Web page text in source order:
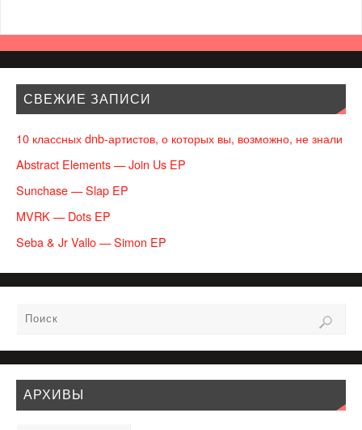
СВЕЖИЕ ЗАПИСИ
10 классных dnb-артистов, о которых вы, возможно, не знали
Abstract Elements — Join Us EP
Sunchase — Slap EP
MVRK — Dots EP
Seba & Jr Vallo — Simon EP
АРХИВЫ